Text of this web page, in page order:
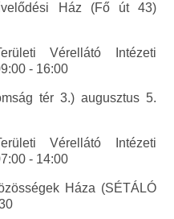
Ház (Fő út 43)
Vérellátó Intézeti
- 16:00
tér 3.) augusztus 5.
Vérellátó Intézeti
- 14:00
Háza (SÉTÁLÓ